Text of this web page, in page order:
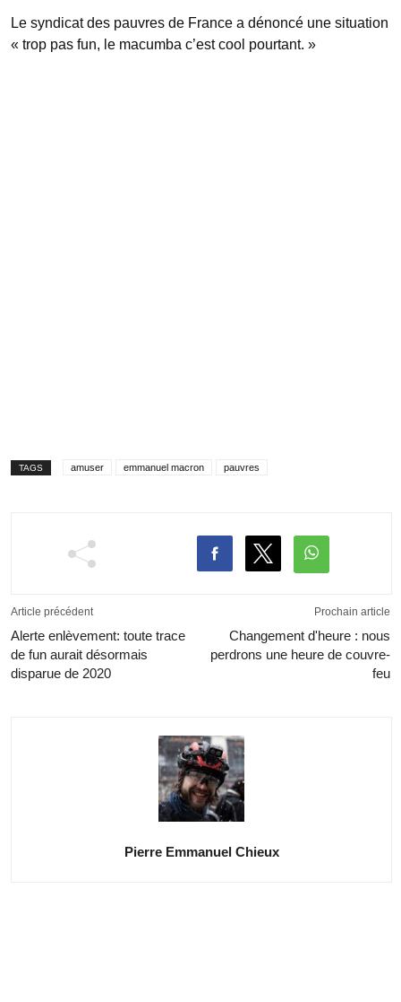
Le syndicat des pauvres de France a dénoncé une situation
« trop pas fun, le macumba c’est cool pourtant. »
TAGS amuser emmanuel macron pauvres
Article précédent
Alerte enlèvement: toute trace
de fun aurait désormais
disparue de 2020
Prochain article
Changement d'heure : nous
perdrons une heure de couvre-
feu
Pierre Emmanuel Chieux